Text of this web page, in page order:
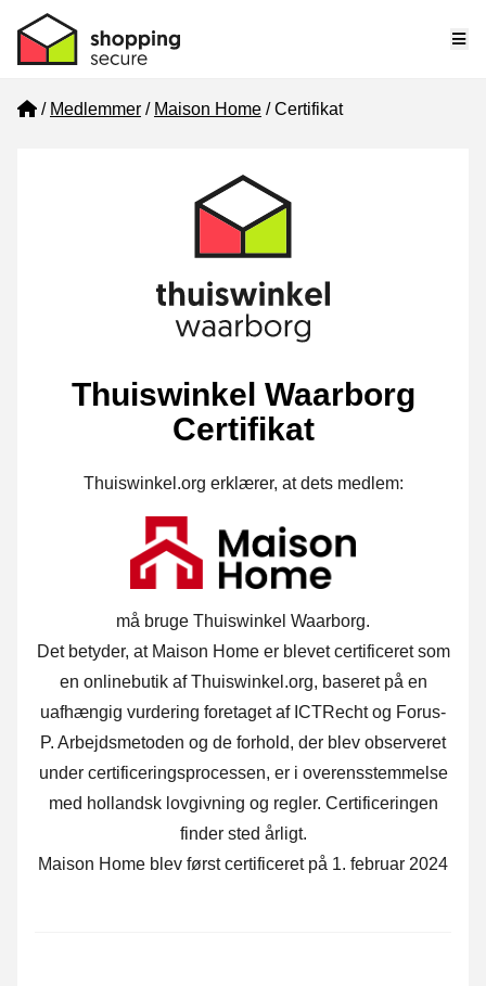
Home
Medlemmer Maison Home Certifikat
Thuiswinkel Waarborg
Certifikat
Thuiswinkel.org erklærer, at dets medlem:
må bruge Thuiswinkel Waarborg.
Det betyder, at Maison Home er blevet certificeret som
en onlinebutik af Thuiswinkel.org, baseret på en
uafhængig vurdering foretaget af ICTRecht og Forus-
P. Arbejdsmetoden og de forhold, der blev observeret
under certificeringsprocessen, er i overensstemmelse
med hollandsk lovgivning og regler. Certificeringen
finder sted årligt.
Maison Home blev først certificeret på 1. februar 2024